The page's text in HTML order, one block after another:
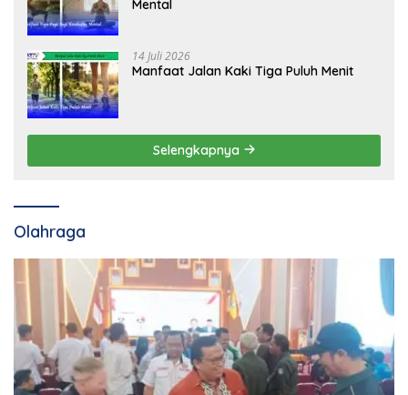
Mental
14 Juli 2026
Manfaat Jalan Kaki Tiga Puluh Menit
Selengkapnya
Olahraga